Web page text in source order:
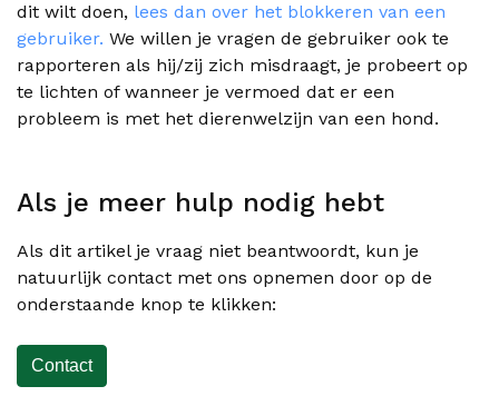
dit wilt doen, lees dan over het blokkeren van een
gebruiker. We willen je vragen de gebruiker ook te
rapporteren als hij/zij zich misdraagt, je probeert op
te lichten of wanneer je vermoed dat er een
probleem is met het dierenwelzijn van een hond.
Als je meer hulp nodig hebt
Als dit artikel je vraag niet beantwoordt, kun je
natuurlijk contact met ons opnemen door op de
onderstaande knop te klikken:
Contact